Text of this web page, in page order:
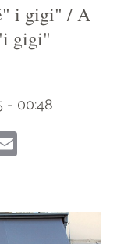
i gigi" / A
gigi"
- 00:48
Email